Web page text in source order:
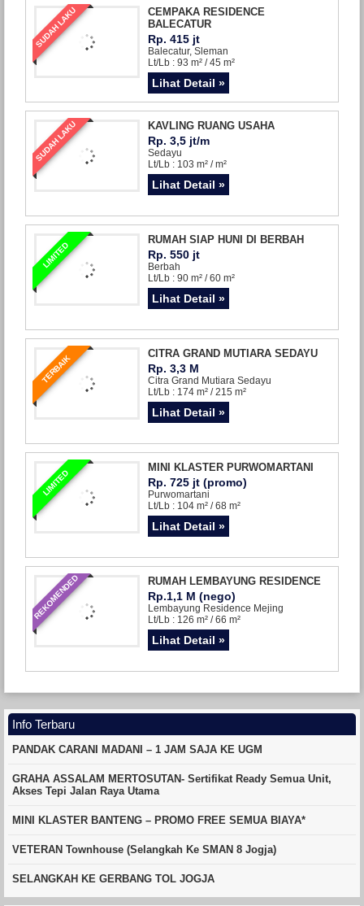
SUDAH LAKU
CEMPAKA RESIDENCE
BALECATUR
Rp. 415 jt
Balecatur, Sleman
Lt/Lb : 93 m² / 45 m²
Lihat Detail »
SUDAH LAKU KAVLING RUANG USAHA
Rp. 3,5 jt/m
Sedayu
Lt/Lb : 103 m² / m²
Lihat Detail »
LIMITED
RUMAH SIAP HUNI DI BERBAH
Rp. 550 jt
Berbah
Lt/Lb : 90 m² / 60 m²
Lihat Detail »
TERBAIK CITRA GRAND MUTIARA SEDAYU
Rp. 3,3 M
Citra Grand Mutiara Sedayu
Lt/Lb : 174 m² / 215 m²
Lihat Detail »
LIMITED
MINI KLASTER PURWOMARTANI
Rp. 725 jt (promo)
Purwomartani
Lt/Lb : 104 m² / 68 m²
Lihat Detail »
REKOMENDED RUMAH LEMBAYUNG RESIDENCE
Rp.1,1 M (nego)
Lembayung Residence Mejing
Lt/Lb : 126 m² / 66 m²
Lihat Detail »
Info Terbaru
PANDAK CARANI MADANI – 1 JAM SAJA KE UGM
GRAHA ASSALAM MERTOSUTAN- Sertifikat Ready Semua Unit,
Akses Tepi Jalan Raya Utama
MINI KLASTER BANTENG – PROMO FREE SEMUA BIAYA*
VETERAN Townhouse (Selangkah Ke SMAN 8 Jogja)
SELANGKAH KE GERBANG TOL JOGJA